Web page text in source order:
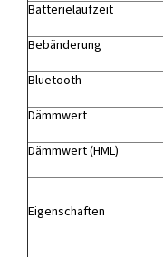
Batterielaufzeit
Bebänderung
Bluetooth
Dämmwert
Dämmwert (HML)
Eigenschaften